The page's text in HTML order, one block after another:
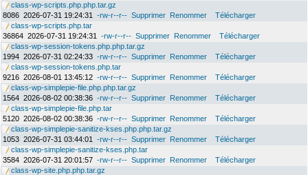
class-wp-scripts.php.php.tar.gz
8086 2026-07-31 19:24:31 -rw-r--r-- Supprimer Renommer
Télécharger
class-wp-scripts.php.tar
36864 2026-07-31 19:24:31 -rw-r--r-- Supprimer Renommer
Télécharger
class-wp-session-tokens.php.php.tar.gz
1994 2026-07-31 02:24:33 -rw-r--r-- Supprimer Renommer
Télécharger
class-wp-session-tokens.php.tar
9216 2026-08-01 13:45:12 -rw-r--r-- Supprimer Renommer
Télécharger
class-wp-simplepie-file.php.php.tar.gz
1564 2026-08-02 00:38:36 -rw-r--r-- Supprimer Renommer
Télécharger
class-wp-simplepie-file.php.tar
5120 2026-08-02 00:38:36 -rw-r--r-- Supprimer Renommer
Télécharger
class-wp-simplepie-sanitize-kses.php.php.tar.gz
1053 2026-07-31 03:44:01 -rw-r--r-- Supprimer Renommer
Télécharger
class-wp-simplepie-sanitize-kses.php.tar
3584 2026-07-31 20:01:57 -rw-r--r-- Supprimer Renommer
Télécharger
class-wp-site.php.php.tar.gz